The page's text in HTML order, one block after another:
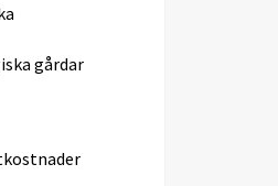
gårdar